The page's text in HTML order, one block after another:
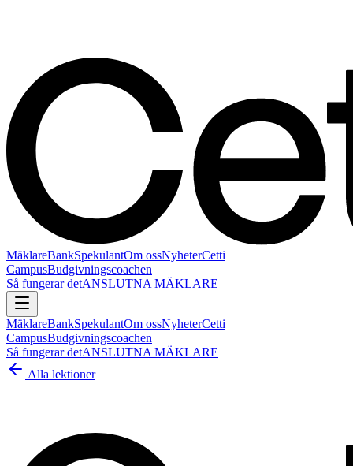
MäklareBankSpekulantOm ossNyheterCetti
CampusBudgivningscoachen
Så fungerar detANSLUTNA MÄKLARE
MäklareBankSpekulantOm ossNyheterCetti
CampusBudgivningscoachen
Så fungerar detANSLUTNA MÄKLARE
Alla lektioner